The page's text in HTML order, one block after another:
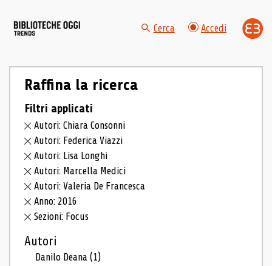
Cerca Accedi
Raffina la ricerca
Filtri applicati
Autori: Chiara Consonni
Autori: Federica Viazzi
Autori: Lisa Longhi
Autori: Marcella Medici
Autori: Valeria De Francesca
Anno: 2016
Sezioni: Focus
Autori
Danilo Deana(1)